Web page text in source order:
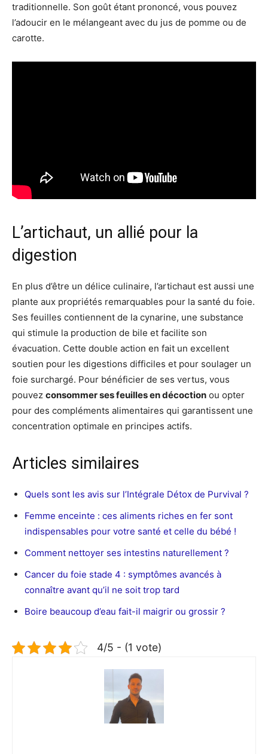
traditionnelle. Son goût étant prononcé, vous pouvez
l’adoucir en le mélangeant avec du jus de pomme ou de
carotte.
L’artichaut, un allié pour la
digestion
En plus d’être un délice culinaire, l’artichaut est aussi une
plante aux propriétés remarquables pour la santé du foie.
Ses feuilles contiennent de la cynarine, une substance
qui stimule la production de bile et facilite son
évacuation. Cette double action en fait un excellent
soutien pour les digestions difficiles et pour soulager un
foie surchargé. Pour bénéficier de ses vertus, vous
pouvez consommer ses feuilles en décoction ou opter
pour des compléments alimentaires qui garantissent une
concentration optimale en principes actifs.
Articles similaires
Quels sont les avis sur l’Intégrale Détox de Purvival ?
Femme enceinte : ces aliments riches en fer sont
indispensables pour votre santé et celle du bébé !
Comment nettoyer ses intestins naturellement ?
Cancer du foie stade 4 : symptômes avancés à
connaître avant qu’il ne soit trop tard
Boire beaucoup d’eau fait-il maigrir ou grossir ?
4/5 - (1 vote)